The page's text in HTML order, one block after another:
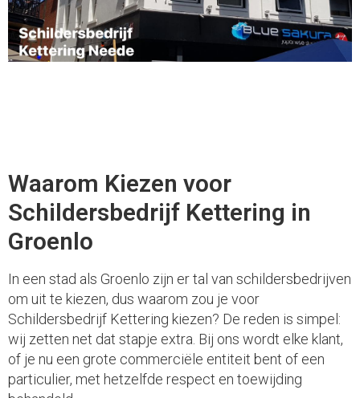
Waarom Kiezen voor
Schildersbedrijf Kettering in
Groenlo
In een stad als Groenlo zijn er tal van schildersbedrijven
om uit te kiezen, dus waarom zou je voor
Schildersbedrijf Kettering kiezen? De reden is simpel:
wij zetten net dat stapje extra. Bij ons wordt elke klant,
of je nu een grote commerciële entiteit bent of een
particulier, met hetzelfde respect en toewijding